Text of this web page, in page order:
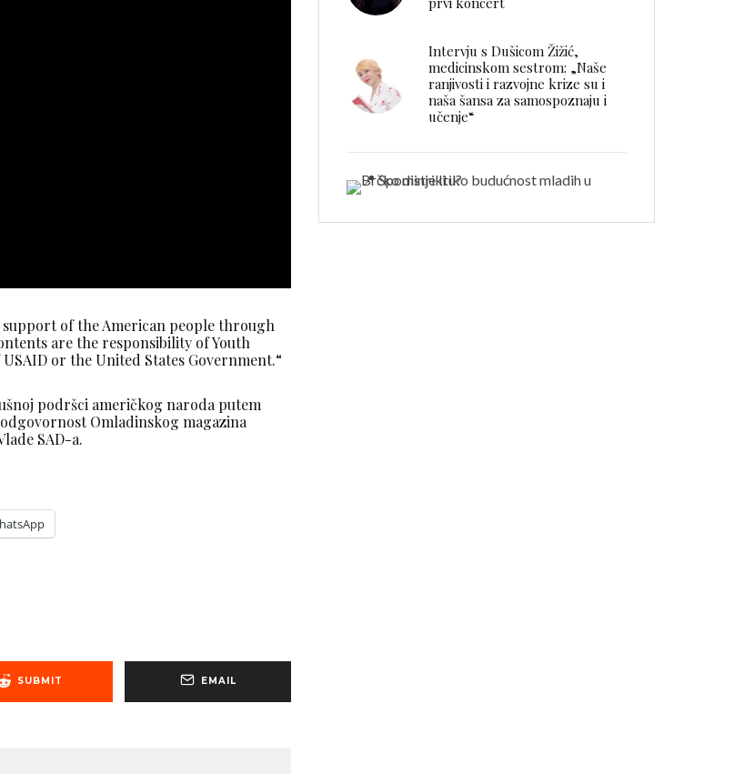
support of the American people through
are the responsibility of Youth
or the United States Government.“
podršci američkog naroda putem
Omladinskog magazina
SAD-a.
SUBMIT EMAIL
Intervju s Dušicom Žižić,
medicinskom sestrom: „Naše
ranjivosti i razvojne krize su i
naša šansa za samospoznaju i
učenje“